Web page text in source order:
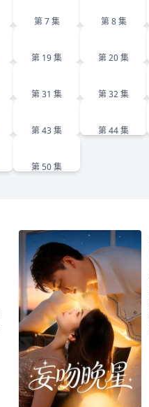
第 7 集 第 8 集
第 19 集 第 20 集
第 31 集 第 32 集
第 43 集 第 44 集
第 50 集